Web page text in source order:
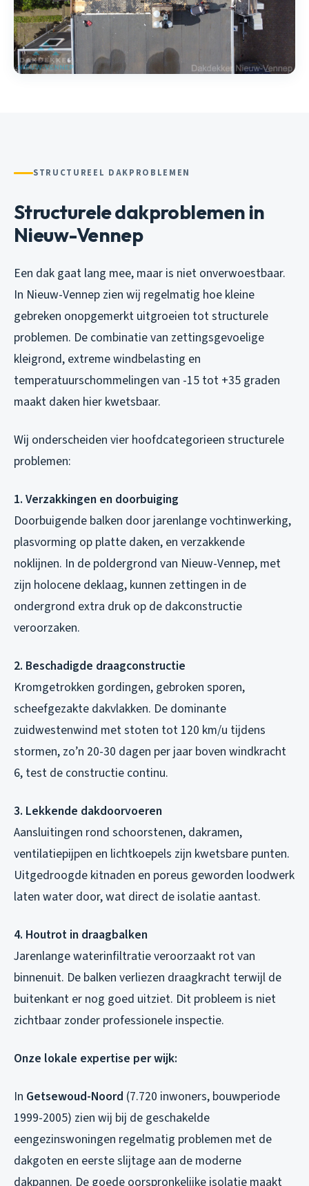
STRUCTUREEL DAKPROBLEMEN
Structurele dakproblemen in
Nieuw-Vennep
Een dak gaat lang mee, maar is niet onverwoestbaar.
In Nieuw-Vennep zien wij regelmatig hoe kleine
gebreken onopgemerkt uitgroeien tot structurele
problemen. De combinatie van zettingsgevoelige
kleigrond, extreme windbelasting en
temperatuurschommelingen van -15 tot +35 graden
maakt daken hier kwetsbaar.
Wij onderscheiden vier hoofdcategorieen structurele
problemen:
1. Verzakkingen en doorbuiging
Doorbuigende balken door jarenlange vochtinwerking,
plasvorming op platte daken, en verzakkende
noklijnen. In de poldergrond van Nieuw-Vennep, met
zijn holocene deklaag, kunnen zettingen in de
ondergrond extra druk op de dakconstructie
veroorzaken.
2. Beschadigde draagconstructie
Kromgetrokken gordingen, gebroken sporen,
scheefgezakte dakvlakken. De dominante
zuidwestenwind met stoten tot 120 km/u tijdens
stormen, zo’n 20-30 dagen per jaar boven windkracht
6, test de constructie continu.
3. Lekkende dakdoorvoeren
Aansluitingen rond schoorstenen, dakramen,
ventilatiepijpen en lichtkoepels zijn kwetsbare punten.
Uitgedroogde kitnaden en poreus geworden loodwerk
laten water door, wat direct de isolatie aantast.
4. Houtrot in draagbalken
Jarenlange waterinfiltratie veroorzaakt rot van
binnenuit. De balken verliezen draagkracht terwijl de
buitenkant er nog goed uitziet. Dit probleem is niet
zichtbaar zonder professionele inspectie.
Onze lokale expertise per wijk:
In Getsewoud-Noord (7.720 inwoners, bouwperiode
1999-2005) zien wij bij de geschakelde
eengezinswoningen regelmatig problemen met de
dakgoten en eerste slijtage aan de moderne
dakpannen. De goede oorspronkelijke isolatie maakt